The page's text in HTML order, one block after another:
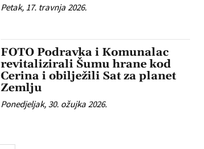
Petak, 17. travnja 2026.
FOTO Podravka i Komunalac
revitalizirali Šumu hrane kod
Cerina i obilježili Sat za planet
Zemlju
Ponedjeljak, 30. ožujka 2026.